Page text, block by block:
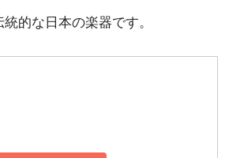
的な日本の楽器です。